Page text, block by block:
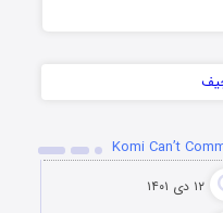
۱۲ دی ۱۴۰۱